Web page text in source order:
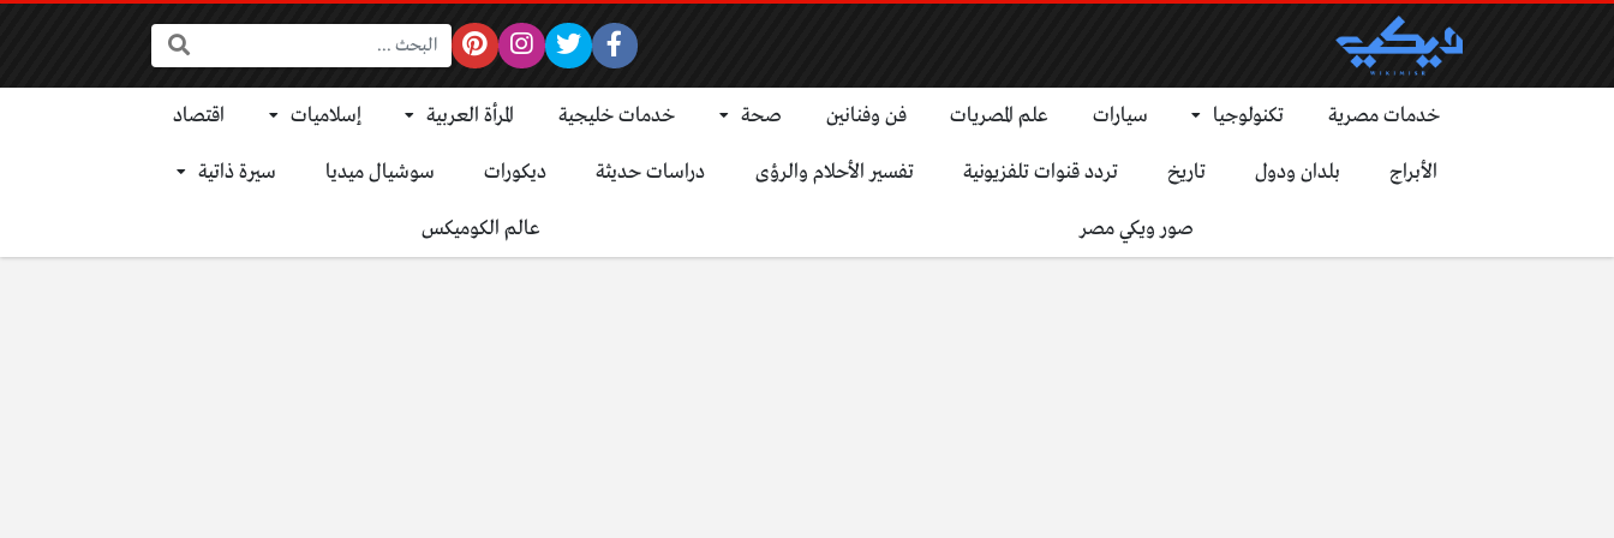
البحث:
خدمات مصرية تكنولوجيا سيارات علم المصريات فن وفنانين صحة خدمات خليجية المرأة العربية إسلاميات اقتصاد
الأبراج بلدان ودول تاريخ تردد قنوات تلفزيونية تفسير الأحلام والرؤى دراسات حديثة ديكورات سوشيال ميديا سيرة ذاتية
صور ويكي مصر عالم الكوميكس